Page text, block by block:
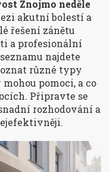
Znojmo neděle
akutní bolestí a
řešení zánětu
a profesionální
najdete
různé typy
pomoci, a co
Připravte se
rozhodování a